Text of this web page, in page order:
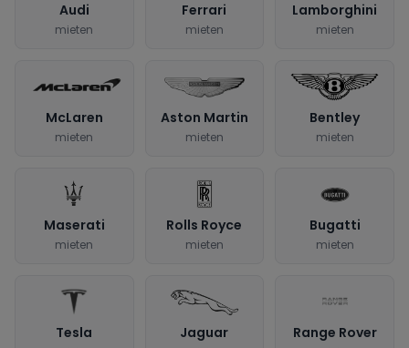
Audi
mieten
Ferrari
mieten
Lamborghini
mieten
McLaren
mieten
Aston Martin
mieten
Bentley
mieten
Maserati
mieten
Rolls Royce
mieten
Bugatti
mieten
Tesla Jaguar Range Rover